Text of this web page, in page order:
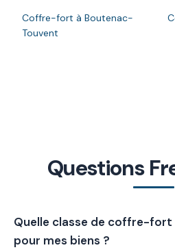
Coffre-fort à Boutenac-
Touvent
Questions
Quelle classe de coffre-fort
pour mes biens ?